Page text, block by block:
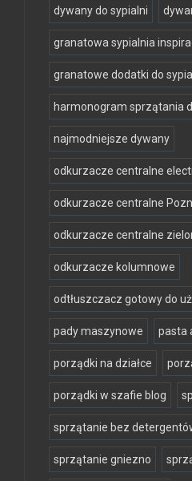
dywany do sypialni
granatowa sypialnia
granatowe dodatki do
harmonogram sprzątania
najmodniejsze dywany
odkurzacze centralne
odkurzacze centralne
odkurzacze centralne
odkurzacze kolumnowe
odtłuszczacz gotowy do
pady maszynowe pasta
porządki na działce
porządki w szafie blog
sprzątanie bez
sprzątanie gniezno